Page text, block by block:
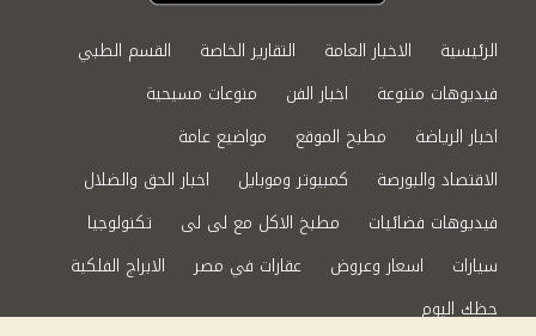
الرئيسية الاخبار العامة التقارير الخاصة
القسم الطبي
فيديوهات متنوعة
اخبار الفن
منوعات مسيحية
اخبار الرياضة
مطبخ الموقع
مواضيع عامة
الاقتصاد والبورصة
كمبيوتر وموبايل
اخبار الحق والضلال
فيديوهات فضائيات
مطبخ الاكل مع لى لى
تكنولوجيا
سيارات
اسعار وعروض عقارات في مصر
الابراج الفلكية
حظك اليوم